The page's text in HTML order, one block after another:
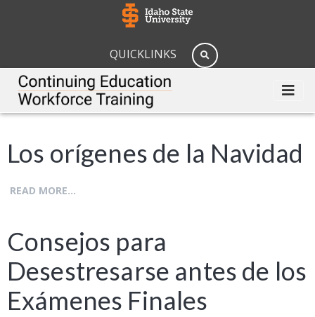
QUICKLINKS
Los orígenes de la Navidad
READ MORE...
Consejos para
Desestresarse antes de los
Exámenes Finales